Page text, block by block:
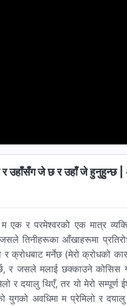
र उहाँसँग जे छ र उहाँ जे हुनुहुन्छ
र परमेश्‍वरको एक मात्र
तिनीहरूका आँखाहरूमा
र क्रोधबाट मर्नेछ (मेरो क्रोधको
जसले मलाई छक्काउने कोसिस
र दयालु थिएँ, तर यो मेरो सम्पूर्ण
अवधिमा म प्रेमिलो र